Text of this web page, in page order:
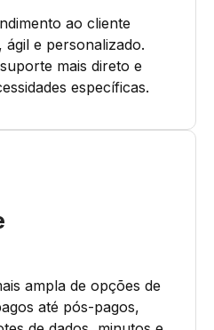
ao cliente
e personalizado.
mais direto e
específicas.
ampla de opções de
até pós-pagos,